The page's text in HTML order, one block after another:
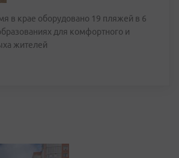
в крае оборудовано 19 пляжей в 6
для комфортного и
жителей